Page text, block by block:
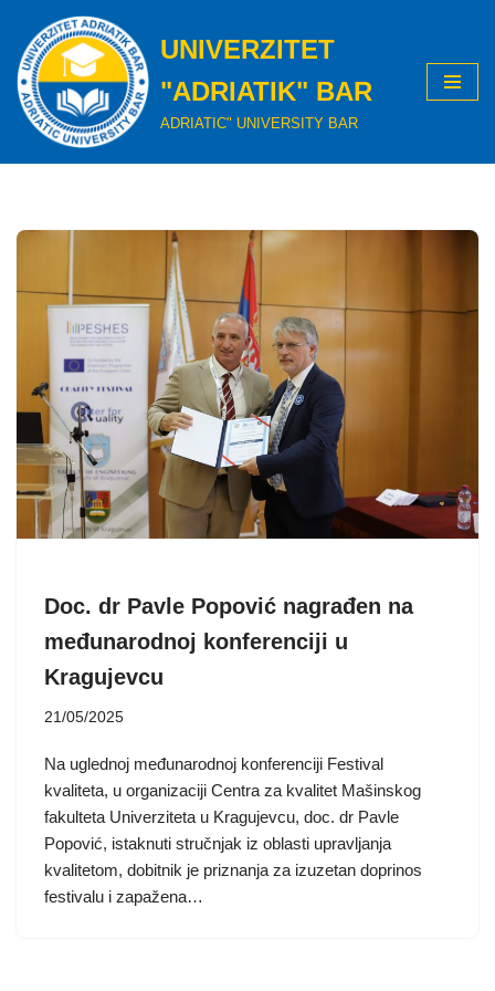
Skip
to
content
UNIVERZITET
"ADRIATIK" BAR
ADRIATIC" UNIVERSITY BAR
Doc. dr Pavle Popović nagrađen na
međunarodnoj konferenciji u
Kragujevcu
21/05/2025
Na uglednoj međunarodnoj konferenciji Festival
kvaliteta, u organizaciji Centra za kvalitet Mašinskog
fakulteta Univerziteta u Kragujevcu, doc. dr Pavle
Popović, istaknuti stručnjak iz oblasti upravljanja
kvalitetom, dobitnik je priznanja za izuzetan doprinos
festivalu i zapažena…